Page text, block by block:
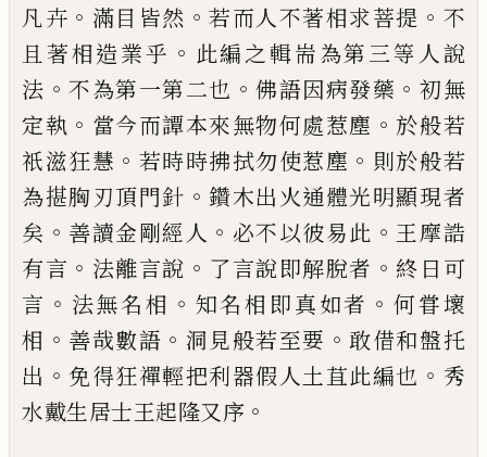
凡卉 。 滿目皆然 。若而人不著相求菩提 。 不
且著相造業乎 。 此編之輯耑為第三等人說
法 。不為第一第二也 。佛語因病發藥 。初無
定執 。 當今而譚本來無物何處惹塵 。 於般若
祇滋狂慧 。 若時時拂拭勿使惹塵 。 則於般若
為揕胸刃頂門針 。 鑽木出火通體光明顯現者
矣 。 善讀金剛經人 。 必不以彼易此 。 王摩誥
有言 。 法離言說 。 了言說即解脫者 。 終日可
言 。 法無名相 。 知名相即真如者 。 何甞壞
相 。 善哉數語 。 洞見般若至要 。敢借和盤托
出 。免得狂禪輕把利器假人土苴此編也 。 秀
水戴生居士王起隆又序 。